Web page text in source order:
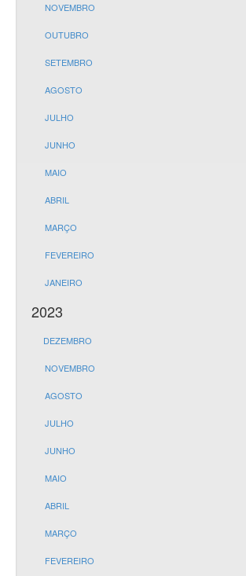
NOVEMBRO
OUTUBRO
SETEMBRO
AGOSTO
JULHO
JUNHO
MAIO
ABRIL
MARÇO
FEVEREIRO
JANEIRO
2023
DEZEMBRO
NOVEMBRO
AGOSTO
JULHO
JUNHO
MAIO
ABRIL
MARÇO
FEVEREIRO